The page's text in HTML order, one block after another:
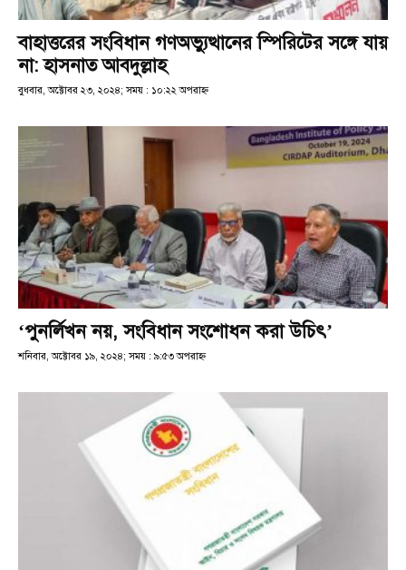
বাহাত্তরের সংবিধান গণঅভ্যুত্থানের স্পিরিটের সঙ্গে যায়
না: হাসনাত আবদুল্লাহ
বুধবার, অক্টোবর ২৩, ২০২৪; সময় : ১০:২২ অপরাহ্ণ
‘পুনর্লিখন নয়, সংবিধান সংশোধন করা উচিৎ’
শনিবার, অক্টোবর ১৯, ২০২৪; সময় : ৯:৫৩ অপরাহ্ণ